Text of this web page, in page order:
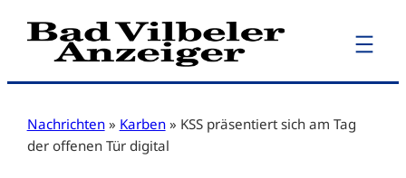
Zum
Inhalt
Nachrichten » Karben » KSS präsentiert sich am Tag
der offenen Tür digital